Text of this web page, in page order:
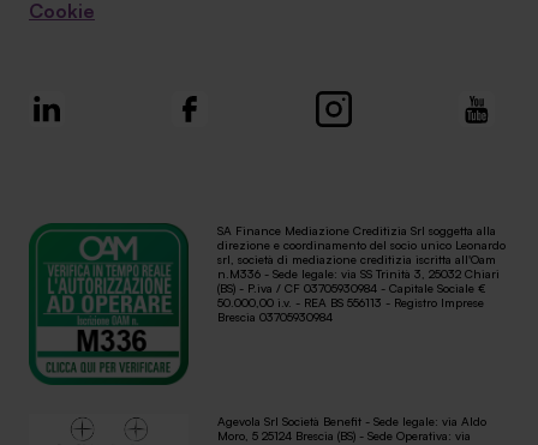
Cookie
SA Finance Mediazione Creditizia Srl soggetta alla
direzione e coordinamento del socio unico Leonardo
srl, società di mediazione creditizia iscritta all'Oam
n.M336 - Sede legale: via SS Trinità 3, 25032 Chiari
(BS) - P.iva / CF 03705930984 - Capitale Sociale €
50.000,00 i.v. - REA BS 556113 - Registro Imprese
Brescia 03705930984
Agevola Srl Società Benefit - Sede legale: via Aldo
Moro, 5 25124 Brescia (BS) - Sede Operativa: via